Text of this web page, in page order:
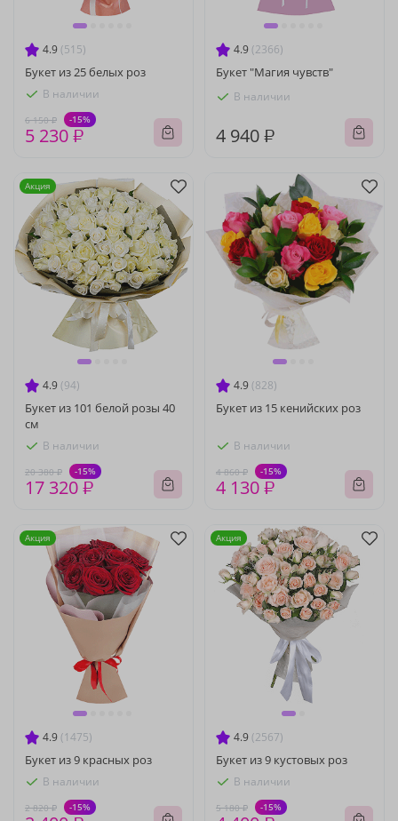
4.9 (515)
Букет из 25 белых роз
В наличии
6 150 ₽ -15%
5 230 ₽
4.9 (2366)
Букет "Магия чувств"
В наличии
4 940 ₽
4.9 (94)
Букет из 101 белой розы 40
см
В наличии
20 380 ₽ -15%
17 320 ₽
Акция
4.9 (828)
Букет из 15 кенийских роз
В наличии
4 860 ₽ -15%
4 130 ₽
4.9 (1475)
Букет из 9 красных роз
В наличии
2 820 ₽ -15%
Акция
4.9 (2567)
Букет из 9 кустовых роз
В наличии
5 180 ₽ -15%
Акция